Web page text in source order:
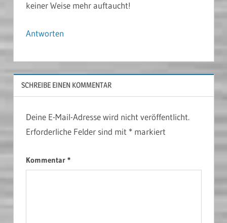
keiner Weise mehr auftaucht!
Antworten
SCHREIBE EINEN KOMMENTAR
Deine E-Mail-Adresse wird nicht veröffentlicht.
Erforderliche Felder sind mit *markiert
Kommentar *